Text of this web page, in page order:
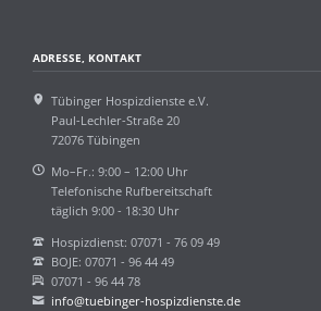
ADRESSE, KONTAKT
Tübinger Hospizdienste e.V.
Paul-Lechler-Straße 20
72076 Tübingen
Mo–Fr.: 9:00 – 12:00 Uhr
Telefonische Rufbereitschaft
täglich 9:00 - 18:30 Uhr
Hospizdienst: 07071 - 76 09 49
BOJE: 07071 - 96 44 49
07071 - 96 44 78
info@tuebinger-hospizdienste.de